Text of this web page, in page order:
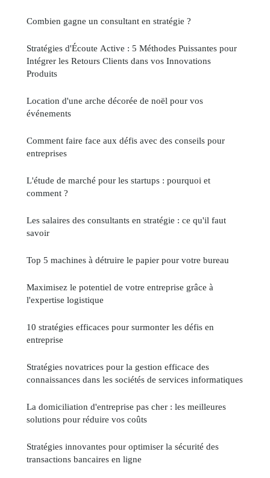
Combien gagne un consultant en stratégie ?
Stratégies d'Écoute Active : 5 Méthodes Puissantes pour
Intégrer les Retours Clients dans vos Innovations
Produits
Location d'une arche décorée de noël pour vos
événements
Comment faire face aux défis avec des conseils pour
entreprises
L'étude de marché pour les startups : pourquoi et
comment ?
Les salaires des consultants en stratégie : ce qu'il faut
savoir
Top 5 machines à détruire le papier pour votre bureau
Maximisez le potentiel de votre entreprise grâce à
l'expertise logistique
10 stratégies efficaces pour surmonter les défis en
entreprise
Stratégies novatrices pour la gestion efficace des
connaissances dans les sociétés de services informatiques
La domiciliation d'entreprise pas cher : les meilleures
solutions pour réduire vos coûts
Stratégies innovantes pour optimiser la sécurité des
transactions bancaires en ligne